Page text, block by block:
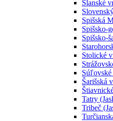
Slanské
Spišská
Spišsko-
Spišsko-
Stolické
Súľovské
Šarišská
Tatry
Tribeč